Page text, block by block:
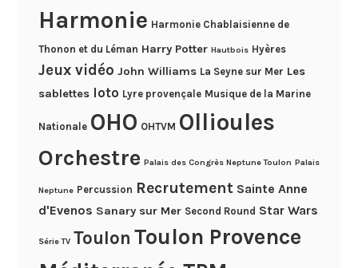
Harmonie Harmonie Chablaisienne de
Thonon et du Léman Harry Potter Hautbois Hyères
Jeux vidéo John Williams La Seyne sur Mer Les
sablettes loto Lyre provençale Musique de la Marine
Nationale OHO OHTVM Ollioules
Orchestre Palais des Congrès Neptune Toulon Palais
Neptune Percussion Recrutement Sainte Anne
d'Evenos Sanary sur Mer Second Round Star Wars
Série TV Toulon Toulon Provence